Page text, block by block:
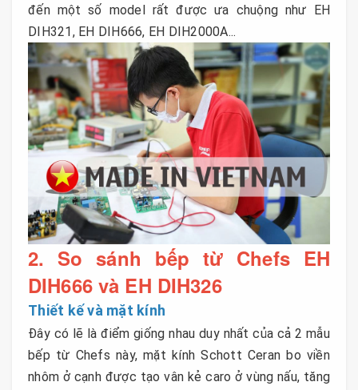
đến một số model rất được ưa chuộng như EH
DIH321, EH DIH666, EH DIH2000A...
2. So sánh bếp từ Chefs EH
DIH666 và EH DIH326
Thiết kế và mặt kính
Đây có lẽ là điểm giống nhau duy nhất của cả 2 mẫu
bếp từ Chefs này, mặt kính Schott Ceran bo viền
nhôm ở cạnh được tạo vân kẻ caro ở vùng nấu, tăng